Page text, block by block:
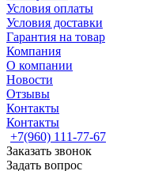
Условия оплаты
Условия доставки
Гарантия на товар
Компания
О компании
Новости
Отзывы
Контакты
Контакты
+7(960) 111-77-67
Заказать звонок
Задать вопрос